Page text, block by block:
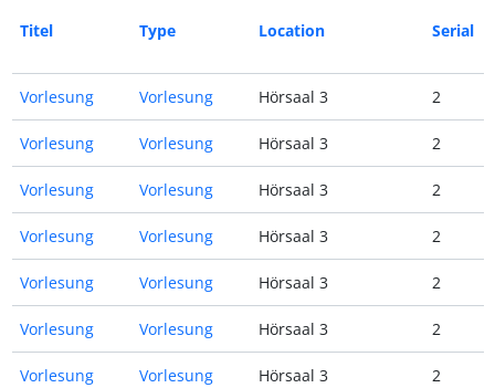
Titel Type Location Serial
Vorlesung Vorlesung Hörsaal 3 2
Vorlesung Vorlesung Hörsaal 3 2
Vorlesung Vorlesung Hörsaal 3 2
Vorlesung Vorlesung Hörsaal 3 2
Vorlesung Vorlesung Hörsaal 3 2
Vorlesung Vorlesung Hörsaal 3 2
Vorlesung Vorlesung Hörsaal 3 2